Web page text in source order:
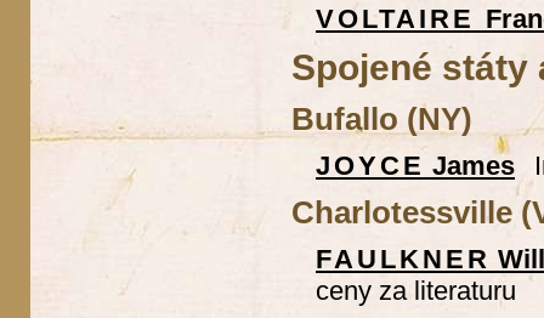
VOLTAIRE
Spojené státy
Bufallo (NY)
JOYCE James
Charlotessville
FAULKNER
ceny za literaturu